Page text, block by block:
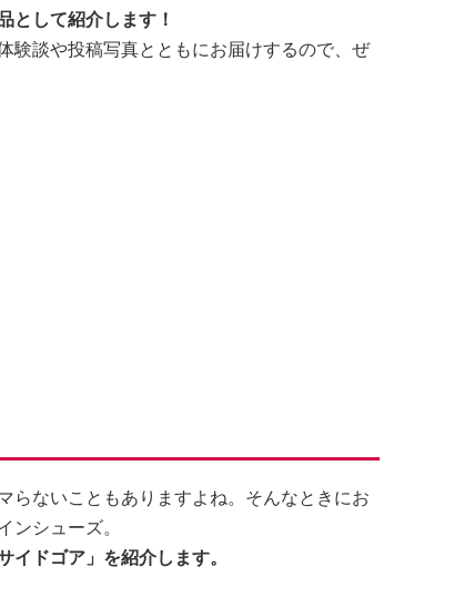
として紹介します！
験談や投稿写真とともにお届けするので、ぜ
らないこともありますよね。そんなときにお
ンシューズ。
ドゴア」を紹介します。